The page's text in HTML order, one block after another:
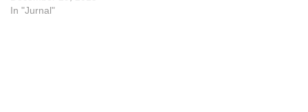
In "Jurnal"